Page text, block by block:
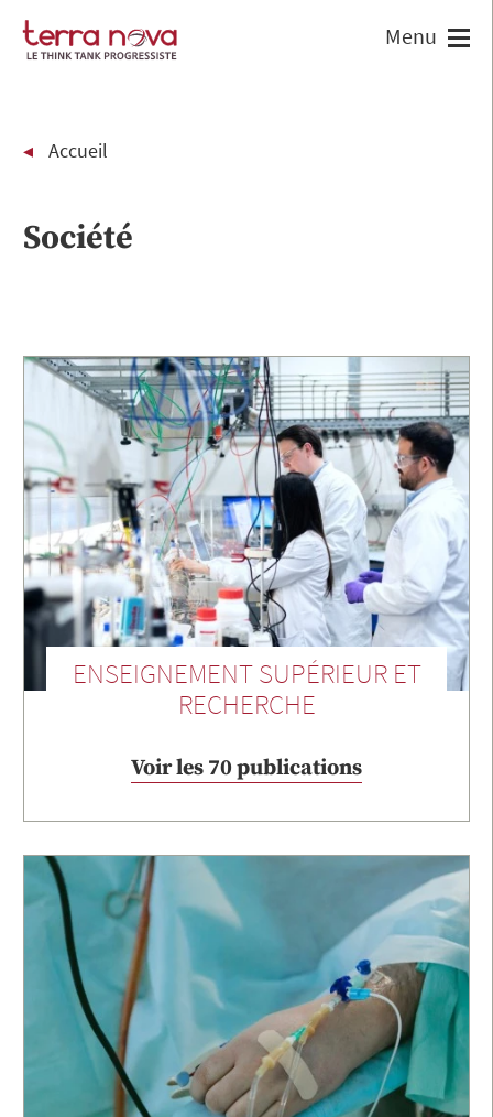
Accueil
Société
ENSEIGNEMENT SUPÉRIEUR ET
RECHERCHE
Voir les 70 publications